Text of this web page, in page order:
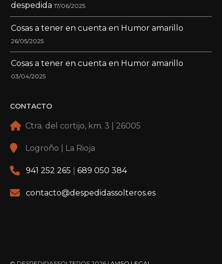
despedida 17/06/2025
Cosas a tener en cuenta en Humor amarillo
26/05/2025
Cosas a tener en cuenta en Humor amarillo
03/04/2025
CONTACTO
Ctra. del cortijo, km. 3 | 26005
Logroño | La Rioja
941 252 265 689 050 384
contacto@despedidassolteros.es